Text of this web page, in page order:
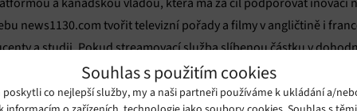
Souhlas s použitím cookies
poskytli co nejlepší služby, my a naši partneři používáme k ukládání a/
news1130.com tvořit televizní pořady a filmy v angličtině i
a studii. Pokud streamovací služba slíbenou částku v
na ní kanadská vláda vymáhat pokuty.